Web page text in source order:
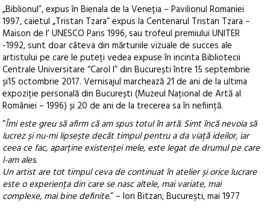
„Biblionul”, expus în Bienala de la Veneția – Pavilionul Romaniei
1997, caietul „Tristan Tzara” expus la Centenarul Tristan Tzara –
Maison de l’ UNESCO Paris 1996, sau trofeul premiului UNITER
-1992, sunt doar câteva din mărturiile vizuale de succes ale
artistului pe care le puteți vedea expuse în incinta Bibliotecii
Centrale Universitare “Carol I” din București între 15 septembrie
și15 octombrie 2017. Vernisajul marchează 21 de ani de la ultima
expoziție personală din București (Muzeul Național de Artă al
României – 1996) și 20 de ani de la trecerea sa în neființă.
“Îmi este greu să afirm că am spus totul în artă. Simt încă nevoia să
lucrez și nu-mi lipsește decât timpul pentru a da viață ideilor, iar
ceea ce fac, aparține existenței mele, este legat de drumul pe care
l-am ales.
Un artist are tot timpul ceva de continuat în atelier și orice lucrare
este o experiența din care se nasc altele, mai variate, mai
complexe, mai bine definite.” – Ion Bitzan, București, mai 1977